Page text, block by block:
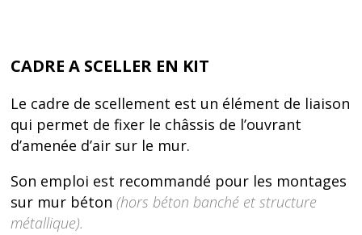
CADRE A SCELLER EN KIT
Le cadre de scellement est un élément de liaison
qui permet de fixer le châssis de l’ouvrant
d’amenée d’air sur le mur.
Son emploi est recommandé pour les montages
sur mur béton(hors béton banché et structure
métallique).